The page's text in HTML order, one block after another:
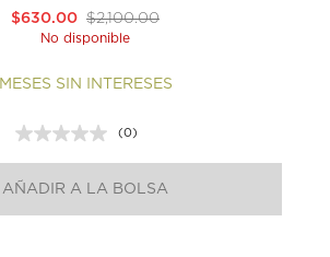
$2,100.00
$630.00
No disponible
MESES SIN INTERESES
Sin
puntuación.
en
la
(0)
AÑADIR A LA BOLSA